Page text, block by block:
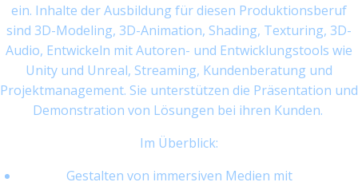
ein. Inhalte der Ausbildung für diesen Produktionsberuf
sind 3D-Modeling, 3D-Animation, Shading, Texturing, 3D-
Audio, Entwickeln mit Autoren- und Entwicklungstools wie
Unity und Unreal, Streaming, Kundenberatung und
Projektmanagement. Sie unterstützen die Präsentation und
Demonstration von Lösungen bei ihren Kunden.
Im Überblick:
Gestalten von immersiven Medien mit